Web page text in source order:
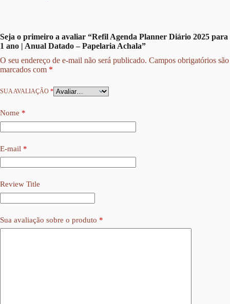
Seja o primeiro a avaliar “Refil Agenda Planner Diário 2025 para
1 ano | Anual Datado – Papelaria Achala”
O seu endereço de e-mail não será publicado. Campos obrigatórios são
marcados com *
SUA AVALIAÇÃO *
Nome *
E-mail *
Review Title
Sua avaliação sobre o produto *